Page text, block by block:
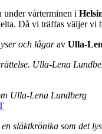
under vårterminen i
Då vi träffas väljer vi
och lågarav Ulla-
Ulla-Lena
Ulla-Lena Lundberg
släktkrönika som det